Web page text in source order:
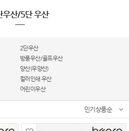
우산/5단 우산
2단우산
방풍우산/골프우산
양산(우양산)
컬러인쇄 우산
어린이우산
인기상품순